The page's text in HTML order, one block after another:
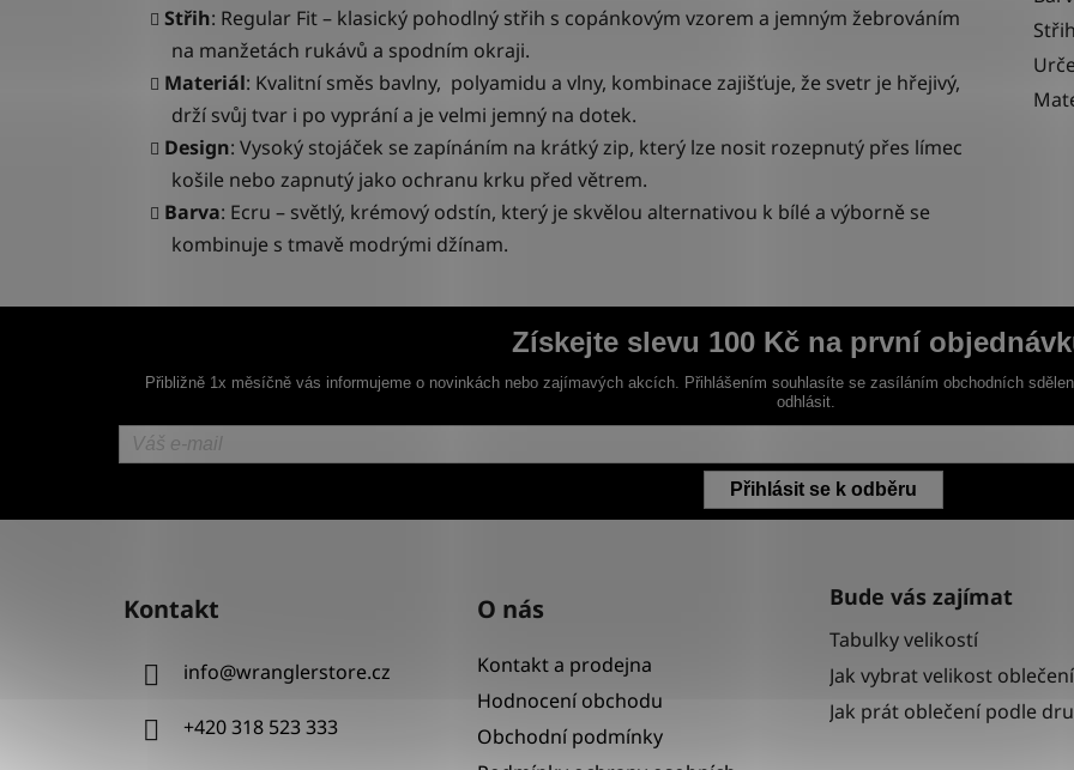
Střih: Regular Fit – klasický pohodlný střih s copánkovým vzorem a jemným žebrováním
na manžetách rukávů a spodním okraji.
Materiál: Kvalitní směs bavlny, polyamidu a vlny, kombinace zajišťuje, že svetr je hřejivý,
drží svůj tvar i po vyprání a je velmi jemný na dotek.
Design: Vysoký stojáček se zapínáním na krátký zip, který lze nosit rozepnutý přes límec
košile nebo zapnutý jako ochranu krku před větrem.
Barva: Ecru – světlý, krémový odstín, který je skvělou alternativou k bílé a výborně se
kombinuje s tmavě modrými džínam.
Střih
Získejte slevu 100 Kč na první
Přibližně 1x měsíčně vás informujeme o novinkách nebo zajímavých akcích. Přihlášením souhlasíte se zasíláním obchodních
odhlásit.
Přihlásit se k odběru
Kontakt
info@wranglerstore.cz
+420 318 523 333
O nás
Kontakt a prodejna
Hodnocení obchodu
Obchodní podmínky
Bude vás zajímat
Tabulky velikostí
Jak vybrat velikost oblečení
Jak prát oblečení podle